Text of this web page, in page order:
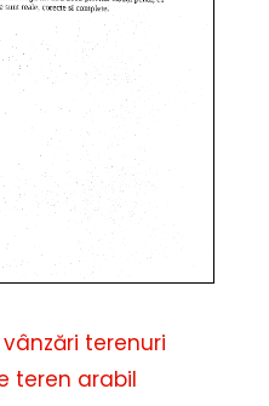
terenuri
teren arabil